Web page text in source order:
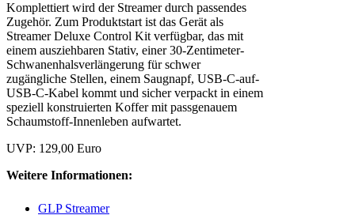
Komplettiert wird der Streamer durch passendes
Zugehör. Zum Produktstart ist das Gerät als
Streamer Deluxe Control Kit verfügbar, das mit
einem ausziehbaren Stativ, einer 30-Zentimeter-
Schwanenhalsverlängerung für schwer
zugängliche Stellen, einem Saugnapf, USB-C-auf-
USB-C-Kabel kommt und sicher verpackt in einem
speziell konstruierten Koffer mit passgenauem
Schaumstoff-Innenleben aufwartet.
UVP: 129,00 Euro
Weitere Informationen:
GLP Streamer